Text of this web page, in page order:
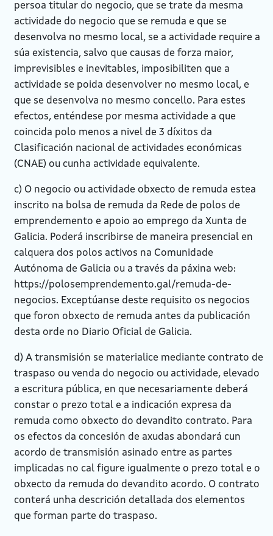
persoa titular do negocio, que se trate da mesma
actividade do negocio que se remuda e que se
desenvolva no mesmo local, se a actividade require a
súa existencia, salvo que causas de forza maior,
imprevisibles e inevitables, imposibiliten que a
actividade se poida desenvolver no mesmo local, e
que se desenvolva no mesmo concello. Para estes
efectos, enténdese por mesma actividade a que
coincida polo menos a nivel de 3 díxitos da
Clasificación nacional de actividades económicas
(CNAE) ou cunha actividade equivalente.
c) O negocio ou actividade obxecto de remuda estea
inscrito na bolsa de remuda da Rede de polos de
emprendemento e apoio ao emprego da Xunta de
Galicia. Poderá inscribirse de maneira presencial en
calquera dos polos activos na Comunidade
Autónoma de Galicia ou a través da páxina web:
https://polosemprendemento.gal/remuda-de-
negocios. Exceptúanse deste requisito os negocios
que foron obxecto de remuda antes da publicación
desta orde no Diario Oficial de Galicia.
d) A transmisión se materialice mediante contrato de
traspaso ou venda do negocio ou actividade, elevado
a escritura pública, en que necesariamente deberá
constar o prezo total e a indicación expresa da
remuda como obxecto do devandito contrato. Para
os efectos da concesión de axudas abondará cun
acordo de transmisión asinado entre as partes
implicadas no cal figure igualmente o prezo total e o
obxecto da remuda do devandito acordo. O contrato
conterá unha descrición detallada dos elementos
que forman parte do traspaso.